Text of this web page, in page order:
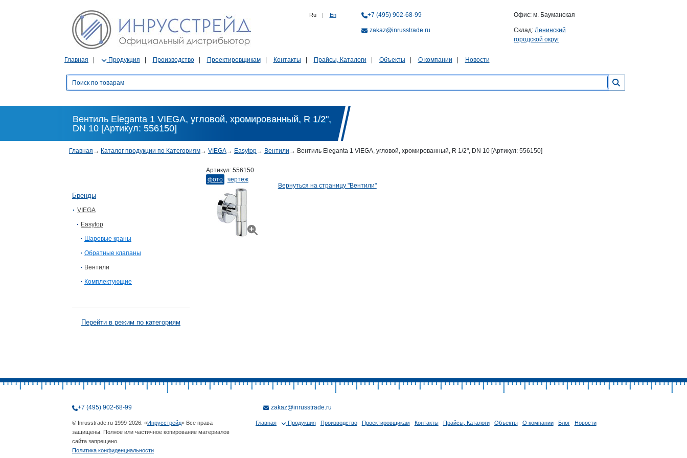
Ru | En +7 (495) 902-68-99
zakaz@inrusstrade.ru
Офис: м. Бауманская
Склад: Ленинский
городской округ
Главная Продукция Производство Проектировщикам Контакты Прайсы, Каталоги Объекты О компании Новости
Вентиль Eleganta 1 VIEGA, угловой, хромированный, R 1/2",
DN 10 [Артикул: 556150]
Главная → Каталог продукции по Категориям→ VIEGA→ Easytop→ Вентили → Вентиль Eleganta 1 VIEGA, угловой, хромированный, R 1/2", DN 10 [Артикул: 556150]
Бренды
VIEGA
Easytop
Шаровые краны
Обратные клапаны
Вентили
Комплектующие
Перейти в режим по категориям
Артикул: 556150
фото
чертеж
Вернуться на страницу "Вентили"
+7 (495) 902-68-99 zakaz@inrusstrade.ru
© Inrusstrade.ru 1999-2026. «Инрусстрейд» Все права
защищены. Полное или частичное копирование материалов
сайта запрещено.
Политика конфиденциальности
Главная Продукция Производство Проектировщикам Контакты Прайсы, Каталоги Объекты О компании Блог Новости